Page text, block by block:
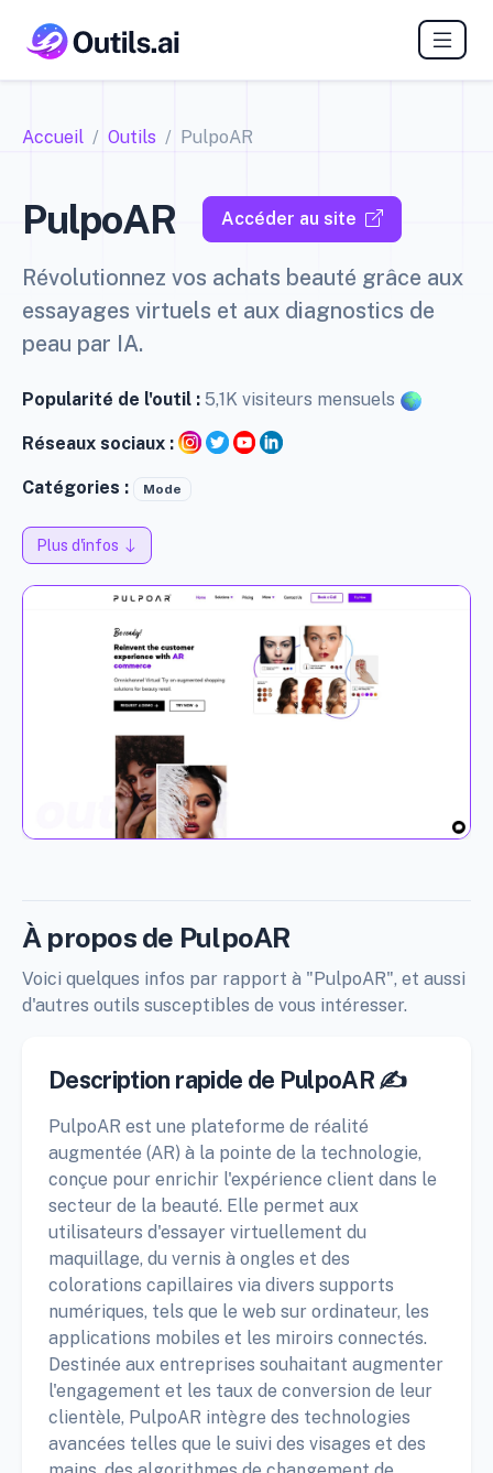
Accueil Outils PulpoAR
PulpoAR Accéder au site
Révolutionnez vos achats beauté grâce aux
essayages virtuels et aux diagnostics de
peau par IA.
Popularité de l'outil : 5,1K visiteurs mensuels
Réseaux sociaux :
Catégories : Mode
Plus d'infos
À propos de PulpoAR
Voici quelques infos par rapport à "PulpoAR", et aussi
d'autres outils susceptibles de vous intéresser.
Description rapide de PulpoAR ✍️
PulpoAR est une plateforme de réalité
augmentée (AR) à la pointe de la technologie,
conçue pour enrichir l'expérience client dans le
secteur de la beauté. Elle permet aux
utilisateurs d'essayer virtuellement du
maquillage, du vernis à ongles et des
colorations capillaires via divers supports
numériques, tels que le web sur ordinateur, les
applications mobiles et les miroirs connectés.
Destinée aux entreprises souhaitant augmenter
l'engagement et les taux de conversion de leur
clientèle, PulpoAR intègre des technologies
avancées telles que le suivi des visages et des